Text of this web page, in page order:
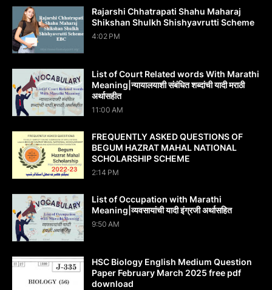
Rajarshi Chhatrapati Shahu Maharaj
Shikshan Shulkh Shishyavrutti Scheme
4:02 PM
List of Court Related words With Marathi
Meaning|न्यायालयाशी संबंधित शब्दांची यादी मराठी
अर्थासहीत
11:00 AM
FREQUENTLY ASKED QUESTIONS OF
BEGUM HAZRAT MAHAL NATIONAL
SCHOLARSHIP SCHEME
2:14 PM
List of Occupation with Marathi
Meaning|व्यवसायांची यादी इंग्रजी अर्थासह‍ित
9:50 AM
HSC Biology English Medium Question
Paper February March 2025 free pdf
download